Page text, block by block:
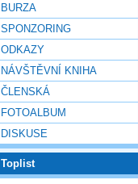
BURZA
SPONZORING
ODKAZY
NÁVŠTĚVNÍ KNIHA
ČLENSKÁ
FOTOALBUM
DISKUSE
Toplist